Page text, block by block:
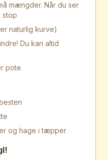
mængder. Når du ser
stop
naturlig kurve)
Du kan altid
pote
og hage i tæpper